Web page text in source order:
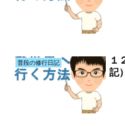
普段の修行日記
１
記）